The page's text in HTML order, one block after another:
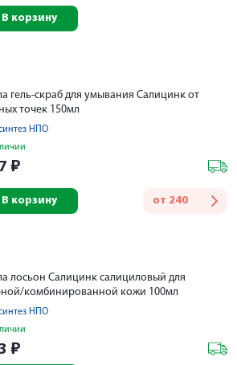
В корзину
гель-скраб для умывания Салицинк от
точек 150мл
НПО
₽
от 240
В корзину
лосьон Салицинк салициловый для
комбинированной кожи 100мл
НПО
₽